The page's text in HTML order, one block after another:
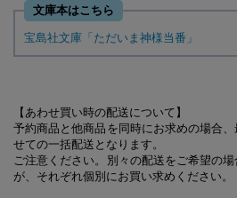
文庫本はこちら
宝島社文庫「ただいま神様当番」
【あわせ買い時の配送について】
予約商品と他商品を同時にお求めの場合
せての一括配送となります。
ご注意ください。別々の配送をご希望の
が、それぞれ個別にお買い求めください。